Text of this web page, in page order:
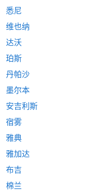
悉尼
维也纳
达沃
珀斯
丹帕沙
墨尔本
安吉利斯
宿雾
雅典
雅加达
布吉
棉兰